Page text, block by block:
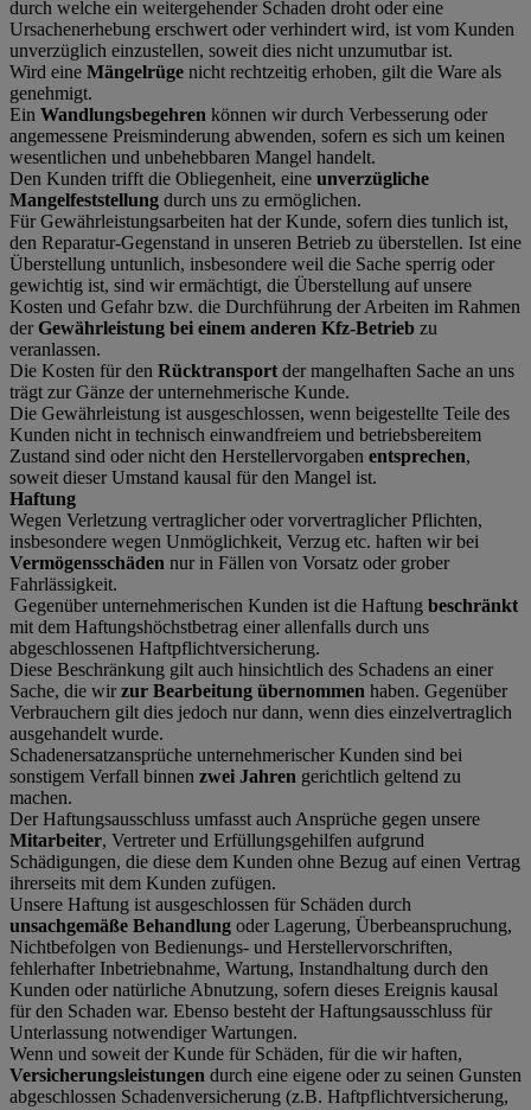
durch welche ein weitergehender Schaden droht oder eine
Ursachenerhebung erschwert oder verhindert wird, ist vom Kunden
unverzüglich einzustellen, soweit dies nicht unzumutbar ist.
Wird eine Mängelrüge nicht rechtzeitig erhoben, gilt die Ware als
genehmigt.
Ein Wandlungsbegehren können wir durch Verbesserung oder
angemessene Preisminderung abwenden, sofern es sich um keinen
wesentlichen und unbehebbaren Mangel handelt.
Den Kunden trifft die Obliegenheit, eine unverzügliche
Mangelfeststellung durch uns zu ermöglichen.
Für Gewährleistungsarbeiten hat der Kunde, sofern dies tunlich ist,
den Reparatur-Gegenstand in unseren Betrieb zu überstellen. Ist eine
Überstellung untunlich, insbesondere weil die Sache sperrig oder
gewichtig ist, sind wir ermächtigt, die Überstellung auf unsere
Kosten und Gefahr bzw. die Durchführung der Arbeiten im Rahmen
derGewährleistung bei einem anderen Kfz-Betrieb zu
veranlassen.
Die Kosten für den Rücktransport der mangelhaften Sache an uns
trägt zur Gänze der unternehmerische Kunde.
Die Gewährleistung ist ausgeschlossen, wenn beigestellte Teile des
Kunden nicht in technisch einwandfreiem und betriebsbereitem
Zustand sind oder nicht den Herstellervorgaben entsprechen,
soweit dieser Umstand kausal für den Mangel ist.
Haftung
Wegen Verletzung vertraglicher oder vorvertraglicher Pflichten,
insbesondere wegen Unmöglichkeit, Verzug etc. haften wir bei
Vermögensschäden nur in Fällen von Vorsatz oder grober
Fahrlässigkeit.
Gegenüber unternehmerischen Kunden ist die Haftung beschränkt
mit dem Haftungshöchstbetrag einer allenfalls durch uns
abgeschlossenen Haftpflichtversicherung.
Diese Beschränkung gilt auch hinsichtlich des Schadens an einer
Sache, die wirzur Bearbeitung übernommen haben. Gegenüber
Verbrauchern gilt dies jedoch nur dann, wenn dies einzelvertraglich
ausgehandelt wurde.
Schadenersatzansprüche unternehmerischer Kunden sind bei
sonstigem Verfall binnen zwei Jahren gerichtlich geltend zu
machen.
Der Haftungsausschluss umfasst auch Ansprüche gegen unsere
Mitarbeiter, Vertreter und Erfüllungsgehilfen aufgrund
Schädigungen, die diese dem Kunden ohne Bezug auf einen Vertrag
ihrerseits mit dem Kunden zufügen.
Unsere Haftung ist ausgeschlossen für Schäden durch
unsachgemäße Behandlung oder Lagerung, Überbeanspruchung,
Nichtbefolgen von Bedienungs- und Herstellervorschriften,
fehlerhafter Inbetriebnahme, Wartung, Instandhaltung durch den
Kunden oder natürliche Abnutzung, sofern dieses Ereignis kausal
für den Schaden war. Ebenso besteht der Haftungsausschluss für
Unterlassung notwendiger Wartungen.
Wenn und soweit der Kunde für Schäden, für die wir haften,
Versicherungsleistungen durch eine eigene oder zu seinen Gunsten
abgeschlossen Schadenversicherung (z.B. Haftpflichtversicherung,